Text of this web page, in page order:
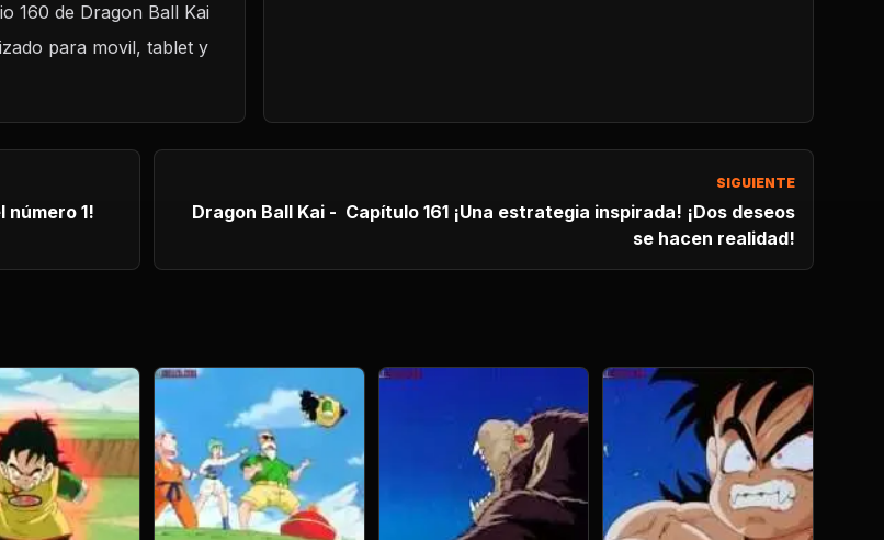
160 de Dragon Ball Kai
para movil, tablet y
Dragon Ball Kai - Capítulo 159 ¡Resiste Kakarotto! ¡Eres el número 1!
SIGUIENTE
Dragon Ball Kai - Capítulo 161 ¡Una estrategia inspirada! ¡Dos deseos
se hacen realidad!